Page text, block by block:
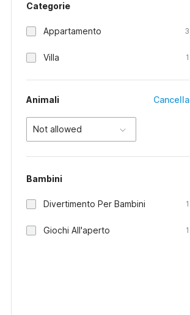
Categorie
Appartamento 3
Villa 1
Animali Cancella
Not allowed
Bambini
Divertimento Per Bambini 1
Giochi All'aperto 1